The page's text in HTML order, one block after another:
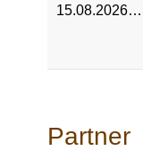
15.08.2026…
Partner